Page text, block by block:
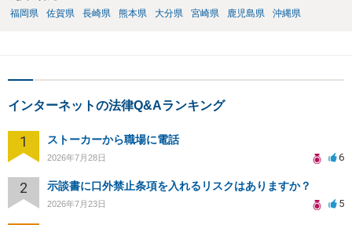
福岡県
佐賀県 長崎県 熊本県 大分県 宮崎県 鹿児島県 沖縄県
インターネットの法律Q&Aランキング
1 ストーカーから職場に電話
2026年7月28日 6
2 示談書に口外禁止条項を入れるリスクはありますか？
2026年7月23日 5